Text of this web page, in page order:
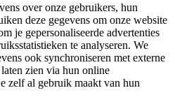
over onze gebruikers, hun
deze gegevens om onze website
je gepersonaliseerde advertenties
te analyseren. We
ook synchroniseren met externe
zien via hun online
zelf al gebruik maakt van hun